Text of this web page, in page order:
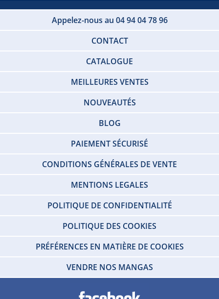
Appelez-nous au 04 94 04 78 96
CONTACT
CATALOGUE
MEILLEURES VENTES
NOUVEAUTÉS
BLOG
PAIEMENT SÉCURISÉ
CONDITIONS GÉNÉRALES DE VENTE
MENTIONS LEGALES
POLITIQUE DE CONFIDENTIALITÉ
POLITIQUE DES COOKIES
PRÉFÉRENCES EN MATIÈRE DE COOKIES
VENDRE NOS MANGAS